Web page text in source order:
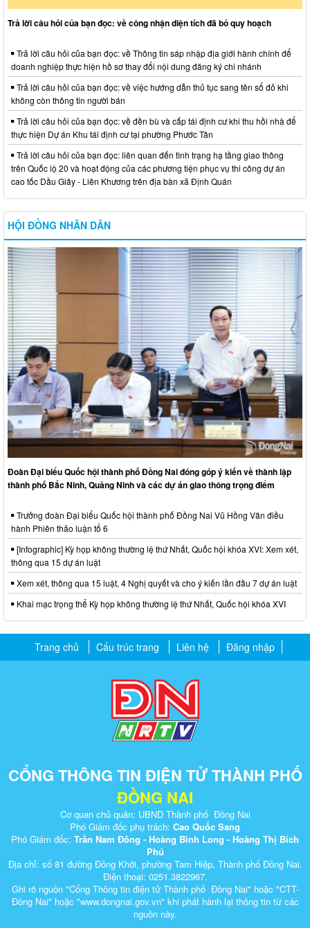
Trả lời câu hỏi của bạn đọc: về công nhận diện tích đã bỏ quy hoạch
Trả lời câu hỏi của bạn đọc: về Thông tin sáp nhập địa giới hành chính để
doanh nghiệp thực hiện hồ sơ thay đổi nội dung đăng ký chi nhánh
Trả lời câu hỏi của bạn đọc: về việc hướng dẫn thủ tục sang tên sổ đỏ khi
không còn thông tin người bán
Trả lời câu hỏi của bạn đọc: về đền bù và cấp tái định cư khi thu hồi nhà để
thực hiện Dự án Khu tái định cư tại phường Phước Tân
Trả lời câu hỏi của bạn đọc: liên quan đến tình trạng hạ tầng giao thông
trên Quốc lộ 20 và hoạt động của các phương tiện phục vụ thi công dự án
cao tốc Dầu Giây - Liên Khương trên địa bàn xã Định Quán
HỘI ĐỒNG NHÂN DÂN
Đoàn Đại biểu Quốc hội thành phố Đồng Nai đóng góp ý kiến về thành lập
thành phố Bắc Ninh, Quảng Ninh và các dự án giao thông trọng điểm
Trưởng đoàn Đại biểu Quốc hội thành phố Đồng Nai Vũ Hồng Văn điều
hành Phiên thảo luận tổ 6
[Infographic] Kỳ họp không thường lệ thứ Nhất, Quốc hội khóa XVI: Xem xét,
thông qua 15 dự án luật
Xem xét, thông qua 15 luật, 4 Nghị quyết và cho ý kiến lần đầu 7 dự án luật
Khai mạc trọng thể Kỳ họp không thường lệ thứ Nhất, Quốc hội khóa XVI
Trang chủ Cấu trúc trang Liên hệ Đăng nhập
CỔNG THÔNG TIN ĐIỆN TỬ THÀNH PHỐ
ĐỒNG NAI
Cơ quan chủ quản: UBND Thành phố Đồng Nai
Phó Giám đốc phụ trách: Cao Quốc Sang
Phó Giám đốc: Trần Nam Đông - Hoàng Bình Long - Hoàng Thị Bích
Phú
Địa chỉ: số 81 đường Đồng Khởi, phường Tam Hiệp, Thành phố Đồng Nai.
Điện thoại: 0251.3822967.
Ghi rõ nguồn "Cổng Thông tin điện tử Thành phố Đồng Nai" hoặc "CTT-
Đồng Nai" hoặc "www.dongnai.g​ov.vn" khi ​phát hành lại thông tin từ các
nguồn này.​